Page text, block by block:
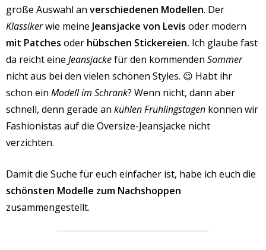
große Auswahl an verschiedenen Modellen. Der
Klassikerwie meine Jeansjacke von Levis oder modern
mit Patches oder hübschen Stickereien. Ich glaube fast
da reicht eine Jeansjackefür den kommenden Sommer
nicht aus bei den vielen schönen Styles. 😉 Habt ihr
schon ein Modell im Schrank? Wenn nicht, dann aber
schnell, denn gerade an kühlen Frühlingstagen können wir
Fashionistas auf die Oversize-Jeansjacke nicht
verzichten.
Damit die Suche für euch einfacher ist, habe ich euch die
schönsten Modelle zum Nachshoppen
zusammengestellt.